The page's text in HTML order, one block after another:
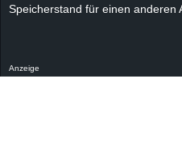
Speicherstand für einen anderen
Anzeige